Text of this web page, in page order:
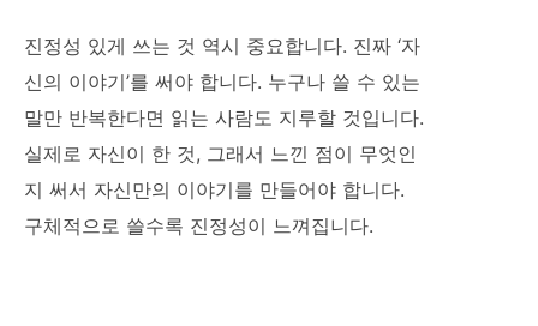
진정성 있게 쓰는 것 역시 중요합니다. 진짜 ‘자
신의 이야기’를 써야 합니다. 누구나 쓸 수 있는
말만 반복한다면 읽는 사람도 지루할 것입니다.
실제로 자신이 한 것, 그래서 느낀 점이 무엇인
지 써서 자신만의 이야기를 만들어야 합니다.
구체적으로 쓸수록 진정성이 느껴집니다.